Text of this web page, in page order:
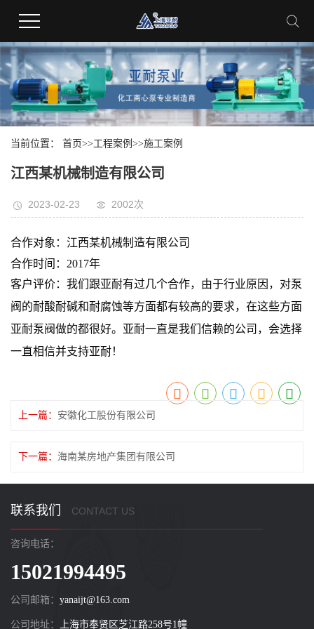
当前位置： 首页>>工程案例 >>施工案例
江西某机械制造有限公司
2023-02-23 2002次
合作对象：江西某机械制造有限公司
合作时间：2017年
客户评价：我们跟亚耐有过几个合作，由于行业原因，对泵
阀的耐酸耐碱和耐腐蚀等方面都有较高的要求，在这些方面
亚耐泵阀做的都很好。亚耐一直是我们信赖的公司，会选择
一直相信并支持亚耐！
上一篇： 安徽化工股份有限公司
下一篇： 海南某房地产集团有限公司
联系我们 CONTACT US
咨询电话：
15021994495
公司邮箱： yanaijt@163.com
公司地址： 上海市奉贤区芝江路258号1幢